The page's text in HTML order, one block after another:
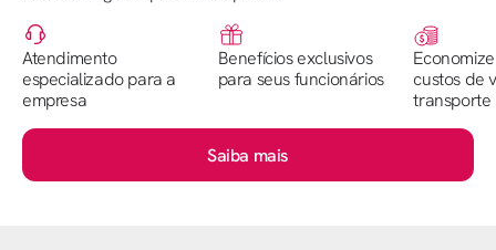
Atendimento
especializado para a
empresa
Benefícios exclusivos
para seus funcionários
custos de
transporte
Saiba mais